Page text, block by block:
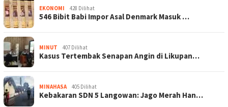
EKONOMI 428 Dilihat
546 Bibit Babi Impor Asal Denmark Masuk …
MINUT 407 Dilihat
Kasus Tertembak Senapan Angin di Likupan…
MINAHASA 405 Dilihat
Kebakaran SDN 5 Langowan: Jago Merah Han…